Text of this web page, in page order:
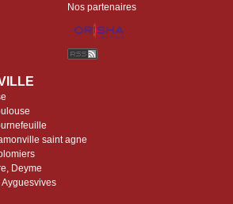
Nos partenaires
saint agne
Deyme